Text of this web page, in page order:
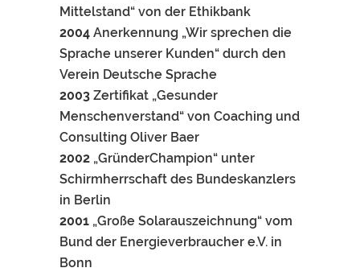
Mittelstand“ von der Ethikbank
2004 Anerkennung „Wir sprechen die
Sprache unserer Kunden“ durch den
Verein Deutsche Sprache
2003 Zertifikat „Gesunder
Menschenverstand“ von Coaching und
Consulting Oliver Baer
2002 „GründerChampion“ unter
Schirmherrschaft des Bundeskanzlers
in Berlin
2001 „Große Solarauszeichnung“ vom
Bund der Energieverbraucher e.V. in
Bonn